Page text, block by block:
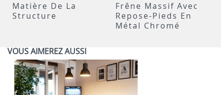
Matière De La
Structure
Frêne Massif Avec
Repose-Pieds En
Métal Chromé
VOUS AIMEREZ AUSSI